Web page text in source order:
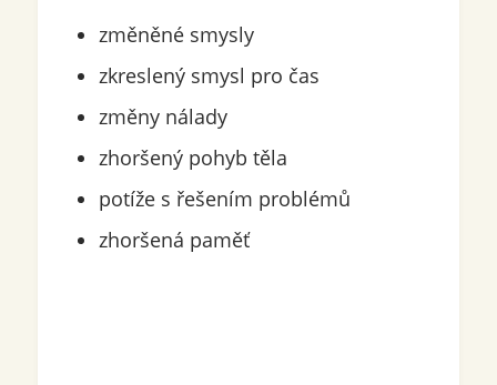
změněné smysly
zkreslený smysl pro čas
změny nálady
zhoršený pohyb těla
potíže s řešením problémů
zhoršená paměť